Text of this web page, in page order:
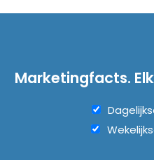
Marketingfacts.